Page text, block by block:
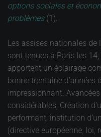
options sociales et
problèmes(1).
Les assises nationales de
sont tenues à Paris les
apportent un éclairage
bonne trentaine d’années
impressionnant.
considérables, Création
performant, institution
(directive européenne, loi,